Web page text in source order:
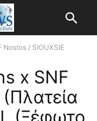
Nostos / SIOUXSIE
x SNF